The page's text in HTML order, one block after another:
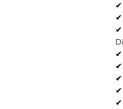
✔
✔
✔
✔
✔
✔
✔
✔